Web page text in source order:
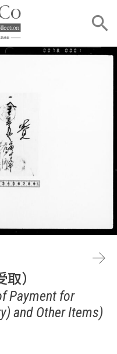
）
Payment for
and Other Items)